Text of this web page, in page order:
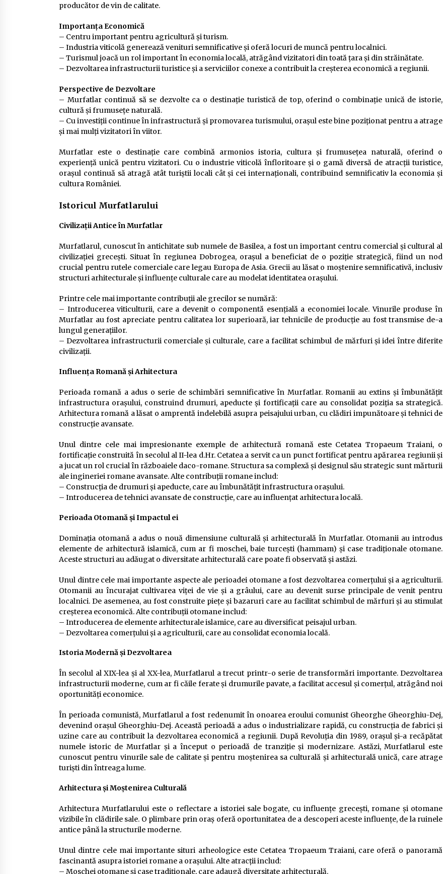
producător de vin de calitate.
Importanța Economică
– Centru important pentru agricultură și turism.
– Industria viticolă generează venituri semnificative și oferă locuri de muncă pentru localnici.
– Turismul joacă un rol important în economia locală, atrăgând vizitatori din toată țara și din străinătate.
– Dezvoltarea infrastructurii turistice și a serviciilor conexe a contribuit la creșterea economică a regiunii.
Perspective de Dezvoltare
– Murfatlar continuă să se dezvolte ca o destinație turistică de top, oferind o combinație unică de istorie,
cultură și frumusețe naturală.
– Cu investiții continue în infrastructură și promovarea turismului, orașul este bine poziționat pentru a atrage
și mai mulți vizitatori în viitor.
Murfatlar este o destinație care combină armonios istoria, cultura și frumusețea naturală, oferind o
experiență unică pentru vizitatori. Cu o industrie viticolă înfloritoare și o gamă diversă de atracții turistice,
orașul continuă să atragă atât turiștii locali cât și cei internaționali, contribuind semnificativ la economia și
cultura României.
Istoricul Murfatlarului
Civilizații Antice în Murfatlar
Murfatlarul, cunoscut în antichitate sub numele de Basilea, a fost un important centru comercial și cultural al
civilizației grecești. Situat în regiunea Dobrogea, orașul a beneficiat de o poziție strategică, fiind un nod
crucial pentru rutele comerciale care legau Europa de Asia. Grecii au lăsat o moștenire semnificativă, inclusiv
structuri arhitecturale și influențe culturale care au modelat identitatea orașului.
Printre cele mai importante contribuții ale grecilor se numără:
– Introducerea viticulturii, care a devenit o componentă esențială a economiei locale. Vinurile produse în
Murfatlar au fost apreciate pentru calitatea lor superioară, iar tehnicile de producție au fost transmise de-a
lungul generațiilor.
– Dezvoltarea infrastructurii comerciale și culturale, care a facilitat schimbul de mărfuri și idei între diferite
civilizații.
Influența Romană și Arhitectura
Perioada romană a adus o serie de schimbări semnificative în Murfatlar. Romanii au extins și îmbunătățit
infrastructura orașului, construind drumuri, apeducte și fortificații care au consolidat poziția sa strategică.
Arhitectura romană a lăsat o amprentă indelebilă asupra peisajului urban, cu clădiri impunătoare și tehnici de
construcție avansate.
Unul dintre cele mai impresionante exemple de arhitectură romană este Cetatea Tropaeum Traiani, o
fortificație construită în secolul al II-lea d.Hr. Cetatea a servit ca un punct fortificat pentru apărarea regiunii și
a jucat un rol crucial în războaiele daco-romane. Structura sa complexă și designul său strategic sunt mărturii
ale ingineriei romane avansate. Alte contribuții romane includ:
– Construcția de drumuri și apeducte, care au îmbunătățit infrastructura orașului.
– Introducerea de tehnici avansate de construcție, care au influențat arhitectura locală.
Perioada Otomană și Impactul ei
Dominația otomană a adus o nouă dimensiune culturală și arhitecturală în Murfatlar. Otomanii au introdus
elemente de arhitectură islamică, cum ar fi moschei, baie turcești (hammam) și case tradiționale otomane.
Aceste structuri au adăugat o diversitate arhitecturală care poate fi observată și astăzi.
Unul dintre cele mai importante aspecte ale perioadei otomane a fost dezvoltarea comerțului și a agriculturii.
Otomanii au încurajat cultivarea viței de vie și a grâului, care au devenit surse principale de venit pentru
localnici. De asemenea, au fost construite piețe și bazaruri care au facilitat schimbul de mărfuri și au stimulat
creșterea economică. Alte contribuții otomane includ:
– Introducerea de elemente arhitecturale islamice, care au diversificat peisajul urban.
– Dezvoltarea comerțului și a agriculturii, care au consolidat economia locală.
Istoria Modernă și Dezvoltarea
În secolul al XIX-lea și al XX-lea, Murfatlarul a trecut printr-o serie de transformări importante. Dezvoltarea
infrastructurii moderne, cum ar fi căile ferate și drumurile pavate, a facilitat accesul și comerțul, atrăgând noi
oportunități economice.
În perioada comunistă, Murfatlarul a fost redenumit în onoarea eroului comunist Gheorghe Gheorghiu-Dej,
devenind orașul Gheorghiu-Dej. Această perioadă a adus o industrializare rapidă, cu construcția de fabrici și
uzine care au contribuit la dezvoltarea economică a regiunii. După Revoluția din 1989, orașul și-a recăpătat
numele istoric de Murfatlar și a început o perioadă de tranziție și modernizare. Astăzi, Murfatlarul este
cunoscut pentru vinurile sale de calitate și pentru moștenirea sa culturală și arhitecturală unică, care atrage
turiști din întreaga lume.
Arhitectura și Moștenirea Culturală
Arhitectura Murfatlarului este o reflectare a istoriei sale bogate, cu influențe grecești, romane și otomane
vizibile în clădirile sale. O plimbare prin oraș oferă oportunitatea de a descoperi aceste influențe, de la ruinele
antice până la structurile moderne.
Unul dintre cele mai importante situri arheologice este Cetatea Tropaeum Traiani, care oferă o panoramă
fascinantă asupra istoriei romane a orașului. Alte atracții includ:
– Moschei otomane și case tradiționale, care adaugă diversitate arhitecturală.